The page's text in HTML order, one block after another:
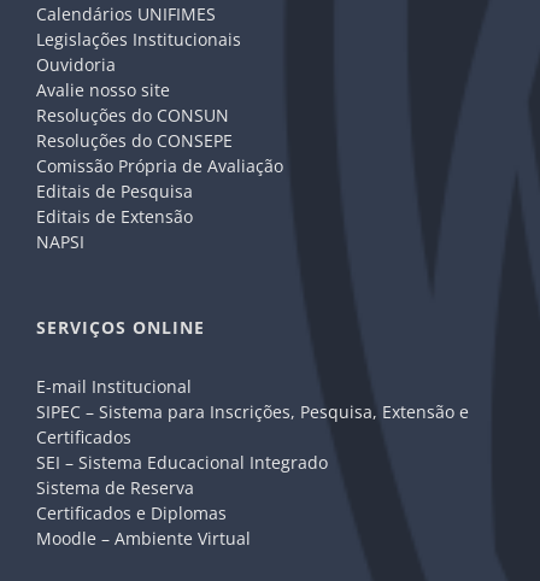
Calendários UNIFIMES
Legislações Institucionais
Ouvidoria
Avalie nosso site
Resoluções do CONSUN
Resoluções do CONSEPE
Comissão Própria de Avaliação
Editais de Pesquisa
Editais de Extensão
NAPSI
SERVIÇOS ONLINE
E-mail Institucional
SIPEC – Sistema para Inscrições, Pesquisa, Extensão e
Certificados
SEI – Sistema Educacional Integrado
Sistema de Reserva
Certificados e Diplomas
Moodle – Ambiente Virtual